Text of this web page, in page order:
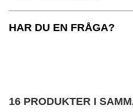
HAR DU EN FRÅGA?
16 PRODUKTER I